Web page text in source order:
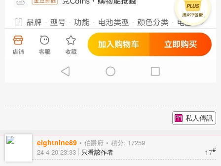
私人傳訊
eightnine89 伯爵府 積分: 17259
17#
24-4-20 23:33 只看該作者